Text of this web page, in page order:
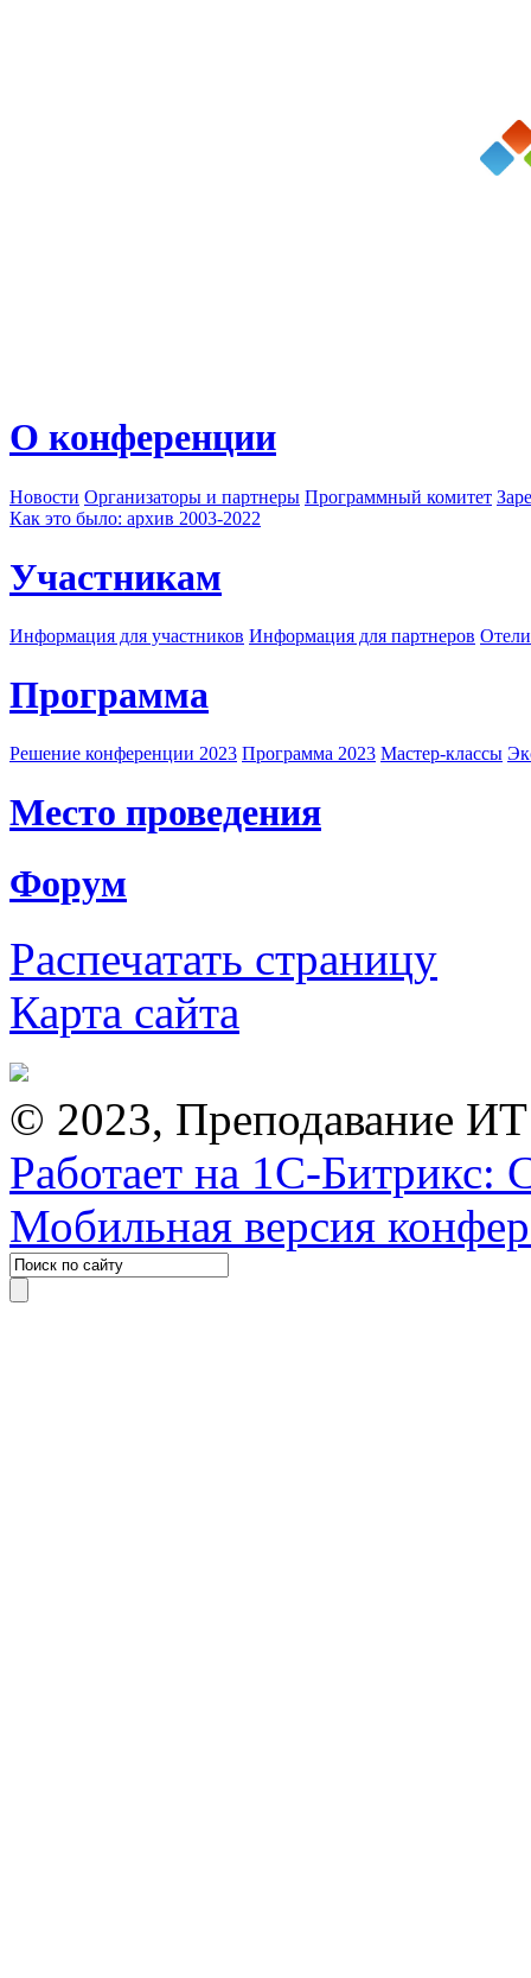
О конференции
Новости Организаторы и партнеры Программный комитет
Как это было: архив 2003-2022
Участникам
Информация для участников Информация для партнеров
Программа
Решение конференции 2023 Программа 2023 Мастер-классы
Место проведения
Форум
Распечатать страницу
Карта сайта
© 2023, Преподавание
Работает на 1С-Битрикс:
Мобильная версия